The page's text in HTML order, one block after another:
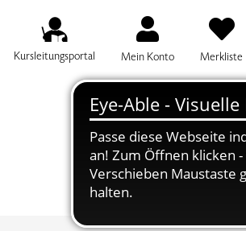
Kursleitungsportal Mein Konto Merkliste
SUCHBEGRIFF FÜR DIE KURSSUCHE EINGEBEN